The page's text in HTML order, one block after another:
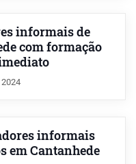
informais de
com formação
informais
em Cantanhede